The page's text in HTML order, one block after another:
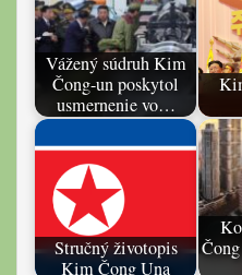
Vážený súdruh Kim
Čong-un poskytol
usmernenie vo…
Stručný životopis
Kim Čong Una